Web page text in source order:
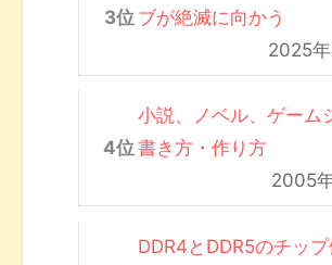
ブが絶滅に向かう
2025
小説、ノベル、ゲーム
書き方・作り方
2005
DDR4とDDR5のチッ